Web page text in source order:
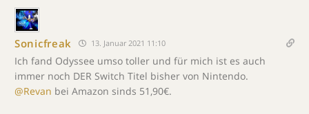
Sonicfreak 13. Januar 2021 11:10
Ich fand Odyssee umso toller und für mich ist es auch
immer noch DER Switch Titel bisher von Nintendo.
@Revan bei Amazon sinds 51,90€.